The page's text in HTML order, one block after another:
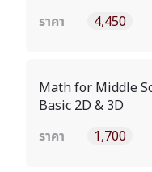
ราคา
4,450
Math for Middle
Basic 2D & 3D
ราคา
1,700